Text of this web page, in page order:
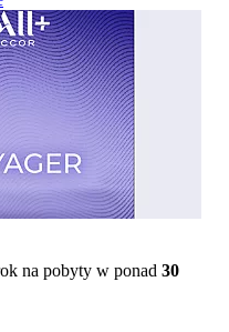
na pobyty w ponad 30